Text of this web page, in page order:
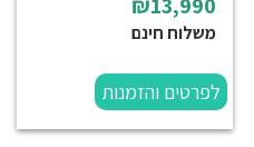
משלוח חינם
לפרטים והזמנות